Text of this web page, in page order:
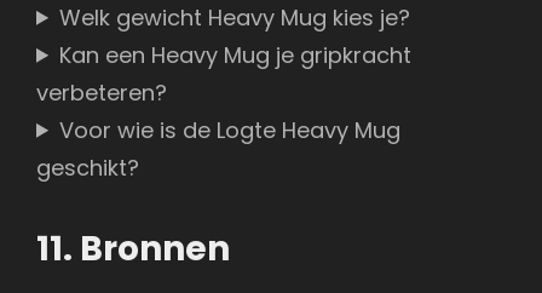
Welk gewicht Heavy Mug kies je?
Kan een Heavy Mug je gripkracht
verbeteren?
Voor wie is de Logte Heavy Mug
geschikt?
11. Bronnen